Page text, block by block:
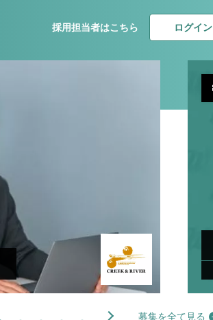
採用担当者はこちら ログイン
募集を全て見る